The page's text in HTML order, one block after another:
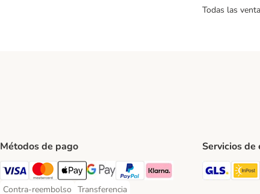
Todas las
Métodos de pago
Visa Payment Method
Mastercard Payment Method
Apple Pay Payment Method
Google Pay Payment Method
PayPal Payment Method
Klarna Payment Method
Contra-reembolso Transferencia
Servicios de
GLS